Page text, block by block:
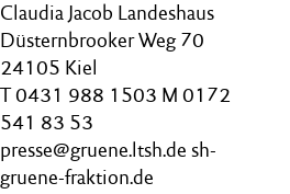
Claudia Jacob Landeshaus
Düsternbrooker Weg 70
24105 Kiel
T 0431 988 1503 M 0172
541 83 53
presse@gruene.ltsh.de sh-
gruene-fraktion.de